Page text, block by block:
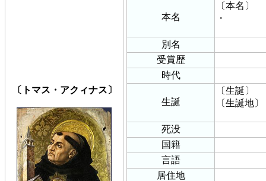
〔トマス・アクィナス〕
本名
〔本名〕
・
別名
受賞歴
時代
生誕
〔生誕〕
〔生誕地〕
死没
国籍
言語
居住地